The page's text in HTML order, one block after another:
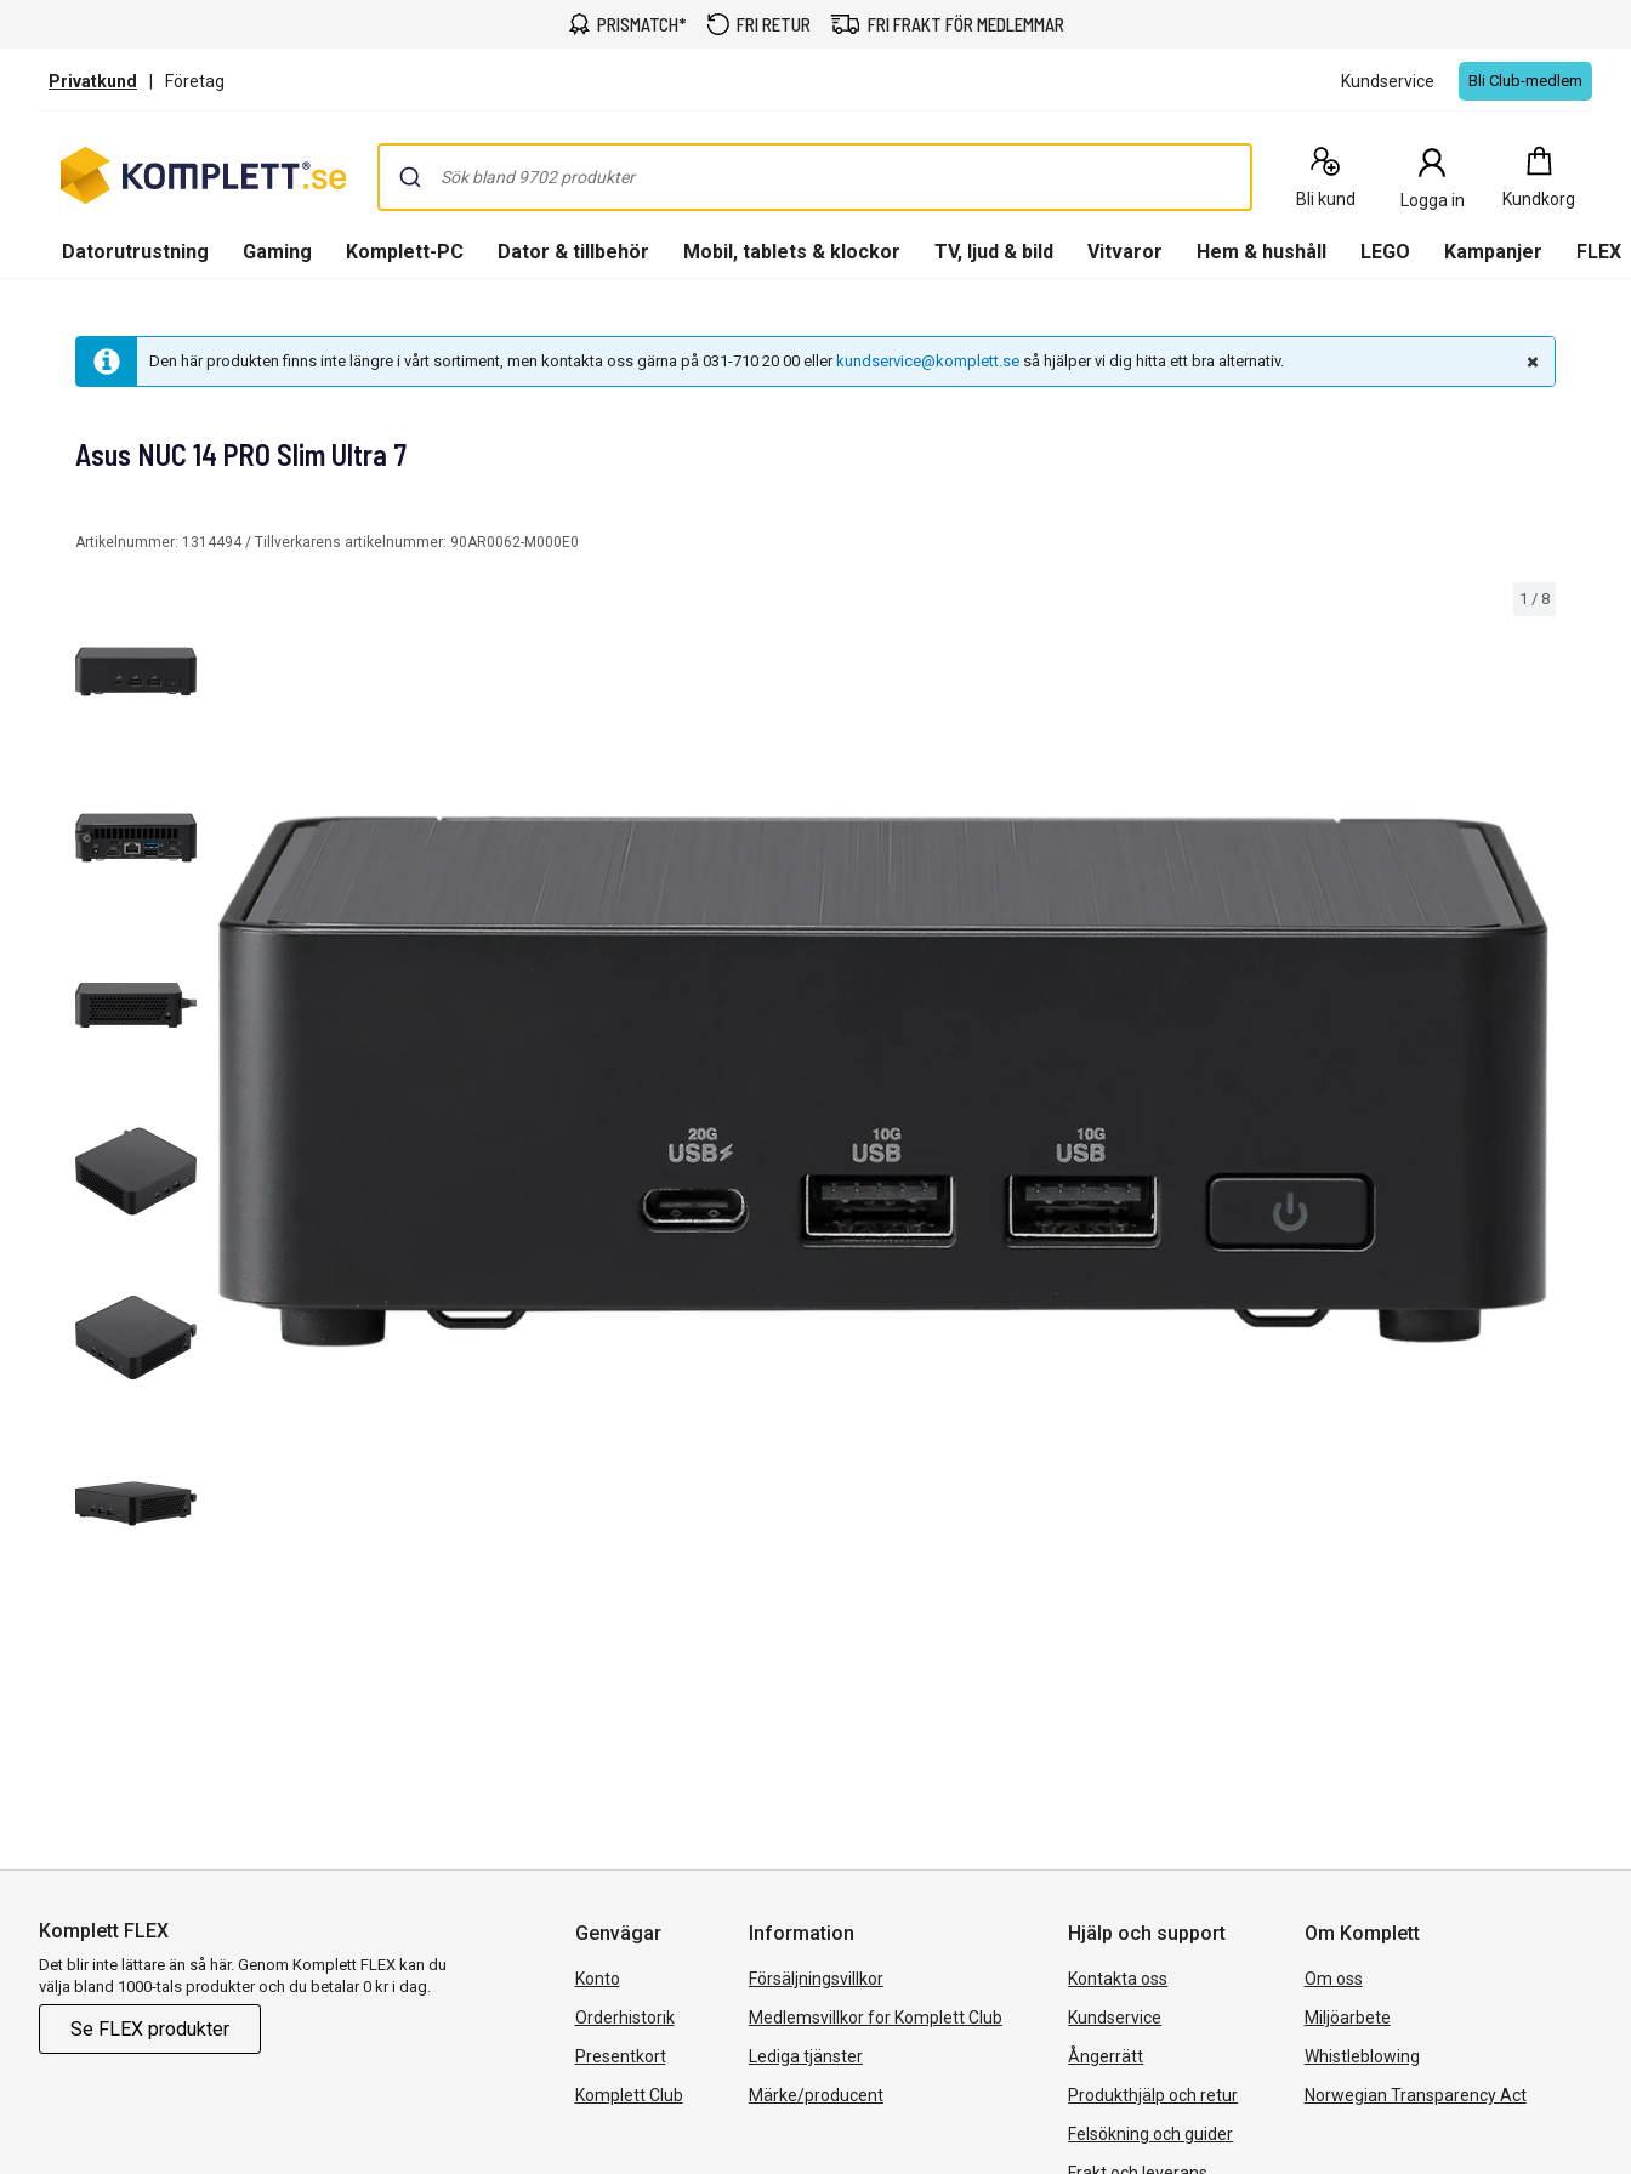
PRISMATCH* FRI RETUR FRI FRAKT FÖR MEDLEMMAR
Privatkund | Företag Kundservice Bli Club-medlem
Bli kund Logga in Kundkorg
Kundkorg
0
Produkter
Datorutrustning Gaming Komplett-PC Dator & tillbehör Mobil, tablets & klockor TV, ljud & bild Vitvaror Hem & hushåll LEGO Kampanjer FLEX
Den här produkten finns inte längre i vårt sortiment, men kontakta oss gärna på 031-710 20 00 eller kundservice@komplett.se så hjälper vi dig hitta ett bra alternativ.
1 / 8
Asus NUC 14 PRO Slim Ultra 7
Artikelnummer: 1314494 / Tillverkarens artikelnummer: 90AR0062-M000E0
Komplett FLEX
Det blir inte lättare än så här. Genom Komplett FLEX kan du
välja bland 1000-tals produkter och du betalar 0 kr i dag.
Se FLEX produkter
Genvägar
Konto
Orderhistorik
Presentkort
Komplett Club
Information
Försäljningsvillkor
Medlemsvillkor for Komplett Club
Lediga tjänster
Märke/producent
Hjälp och support
Kontakta oss
Kundservice
Ångerrätt
Produkthjälp och retur
Felsökning och guider
Om Komplett
Om oss
Miljöarbete
Whistleblowing
Norwegian Transparency Act